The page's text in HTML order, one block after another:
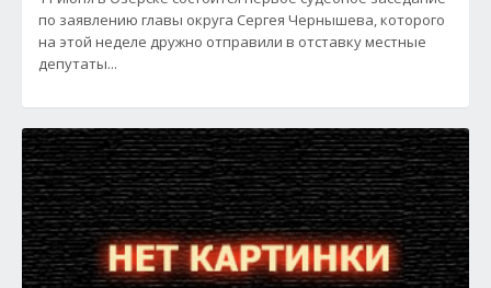
по заявлению главы округа Сергея Чернышева, которого
на этой неделе дружно отправили в отставку местные
депутаты...